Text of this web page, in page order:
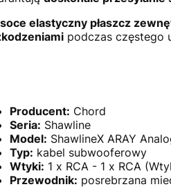
elastyczny płaszcz
podczas częstego
Producent: Chord
Seria: Shawline
Model: ShawlineX ARAY
Typ: kabel subwooferowy
Wtyki: 1 x RCA - 1 x RCA
Przewodnik: posrebrzana